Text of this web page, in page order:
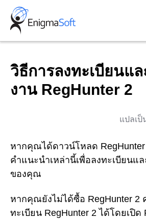
Skip
content
วิธีการลงทะเบียนแล
งาน RegHunter 2
แปลเป็
หากคุณได้ดาวน์โหลด
คำแนะนำเหล่านี้เพื่อลงทะเบียนแ
ของคุณ
หากคุณยังไม่ได้ซื้อ RegHunter 2
ทะเบียน RegHunter 2 ได้โดยเปิด